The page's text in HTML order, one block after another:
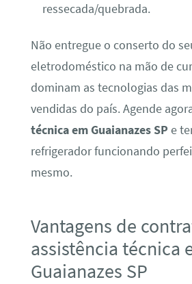
ressecada/quebrada.
Não entregue o conserto do
eletrodoméstico na mão de
dominam as tecnologias das
vendidas do país. Agende
técnica em Guaianazes SP e
refrigerador funcionando
mesmo.
Vantagens de
assistência técnica
Guaianazes SP